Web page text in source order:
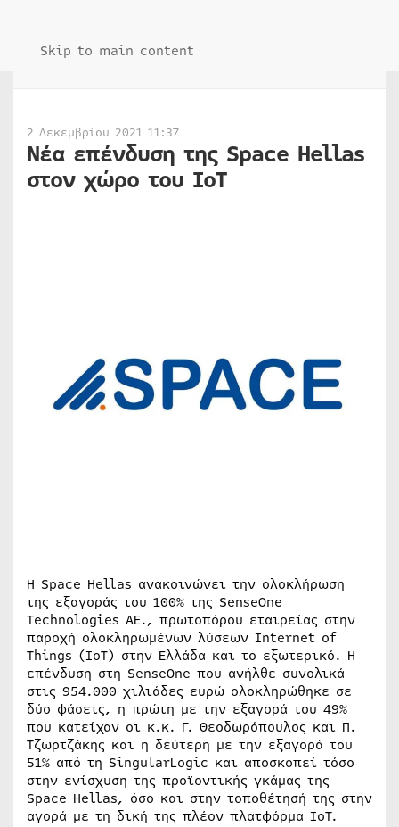
Skip to main content
2 Δεκεμβρίου 2021 11:37
Νέα επένδυση της Space Hellas
στον χώρο του ΙοT
Η Space Hellas ανακοινώνει την ολοκλήρωση
της εξαγοράς του 100% της SenseOne
Technologies ΑΕ., πρωτοπόρου εταιρείας στην
παροχή ολοκληρωμένων λύσεων Internet of
Things (ΙοΤ) στην Ελλάδα και το εξωτερικό. Η
επένδυση στη SenseOne που ανήλθε συνολικά
στις 954.000 χιλιάδες ευρώ ολοκληρώθηκε σε
δύο φάσεις, η πρώτη με την εξαγορά του 49%
που κατείχαν οι κ.κ. Γ. Θεοδωρόπουλος και Π.
Τζωρτζάκης και η δεύτερη με την εξαγορά του
51% από τη SingularLogic και αποσκοπεί τόσο
στην ενίσχυση της προϊοντικής γκάμας της
Space Hellas, όσο και στην τοποθέτησή της στην
αγορά με τη δική της πλέον πλατφόρμα ΙοΤ.